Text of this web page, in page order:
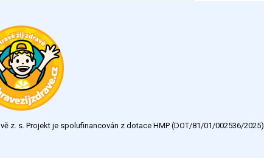
z. s. Projekt je spolufinancován z dotace HMP (DOT/81/01/002536/2025).